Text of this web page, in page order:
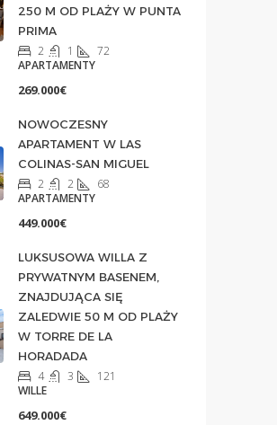
250 M OD PLAŻY W PUNTA
PRIMA
2 1
72
APARTAMENTY
269.000€
NOWOCZESNY
APARTAMENT W LAS
COLINAS-SAN MIGUEL
2 2
68
APARTAMENTY
449.000€
LUKSUSOWA WILLA Z
PRYWATNYM BASENEM,
ZNAJDUJĄCA SIĘ
ZALEDWIE 50 M OD PLAŻY
W TORRE DE LA
HORADADA
4 3
121
WILLE
649.000€